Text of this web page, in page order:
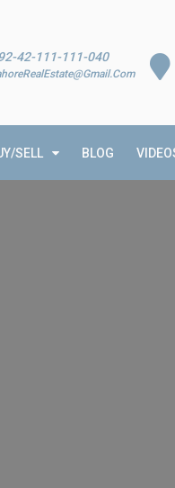
42-111-111-040
SELL BLOG